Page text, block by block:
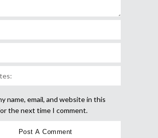
name, email, and website in this
the next time I comment.